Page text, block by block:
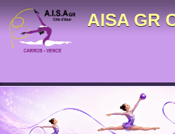
AISA GR
Panneau de gestion des cookies